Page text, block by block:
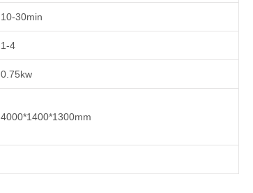
10-30min
1-4
0.75kw
4000*1400*1300mm